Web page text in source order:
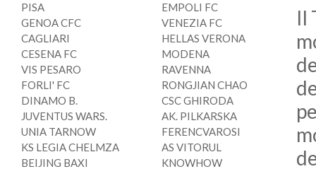
PISA
EMPOLI FC
GENOA CFC
VENEZIA FC
CAGLIARI
HELLAS VERONA
CESENA FC
MODENA
VIS PESARO
RAVENNA
FORLI' FC
RONGJIAN CHAO
DINAMO B.
CSC GHIRODA
JUVENTUS WARS.
AK. PILKARSKA
UNIA TARNOW
FERENCVAROSI
KS LEGIA CHELMZA
AS VITORUL
BEIJING BAXI
KNOWHOW
Il